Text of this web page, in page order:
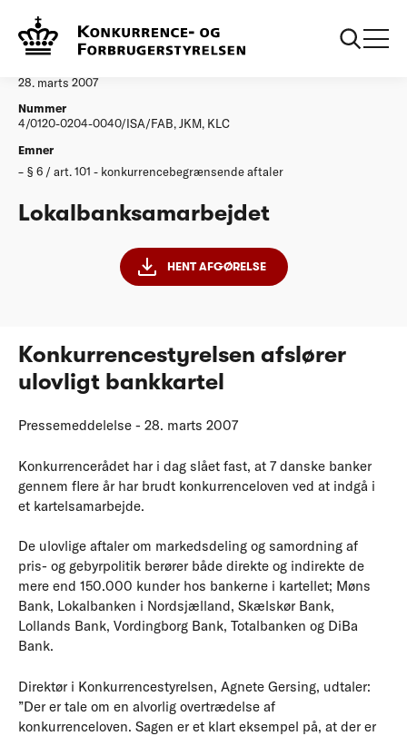
Afgørelser
28. marts 2007
Nummer
4/0120-0204-0040/ISA/FAB, JKM, KLC
Emner
§ 6 / art. 101 - konkurrencebegrænsende aftaler
Lokalbanksamarbejdet
HENT AFGØRELSE
Konkurrencestyrelsen afslører
ulovligt bankkartel
Pressemeddelelse - 28. marts 2007
Konkurrencerådet har i dag slået fast, at 7 danske banker
gennem flere år har brudt konkurrenceloven ved at indgå i
et kartelsamarbejde.
De ulovlige aftaler om markedsdeling og samordning af
pris- og gebyrpolitik berører både direkte og indirekte de
mere end 150.000 kunder hos bankerne i kartellet; Møns
Bank, Lokalbanken i Nordsjælland, Skælskør Bank,
Lollands Bank, Vordingborg Bank, Totalbanken og DiBa
Bank.
Direktør i Konkurrencestyrelsen, Agnete Gersing, udtaler:
”Der er tale om en alvorlig overtrædelse af
konkurrenceloven. Sagen er et klart eksempel på, at der er